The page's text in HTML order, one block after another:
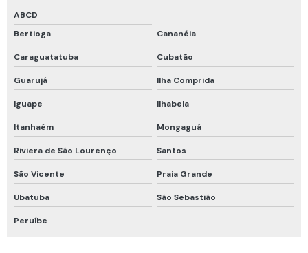
Kit calibração com cilindro 4 gases
Linha de vida horizontal temporária
Linha de vida temporária
Mangueira de ar respirável
Manutenção de compressor de ar
Teste de qualidade do ar
Treinamento de proteção respiratória
Roupa de aproximação para combate a incêndio
Inspeção de conjunto autônomo
ABCD
Bertioga
Cananéia
Caraguatatuba Cubatão
Guarujá Ilha Comprida
Iguape Ilhabela
Itanhaém Mongaguá
Riviera de São Lourenço Santos
São Vicente Praia Grande
Ubatuba São Sebastião
Peruíbe